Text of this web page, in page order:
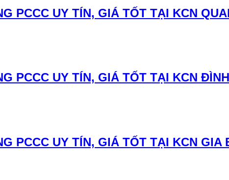
PCCC UY TÍN, GIÁ TỐT TẠI KCN
PCCC UY TÍN, GIÁ TỐT TẠI KCN
PCCC UY TÍN, GIÁ TỐT TẠI KCN GIA